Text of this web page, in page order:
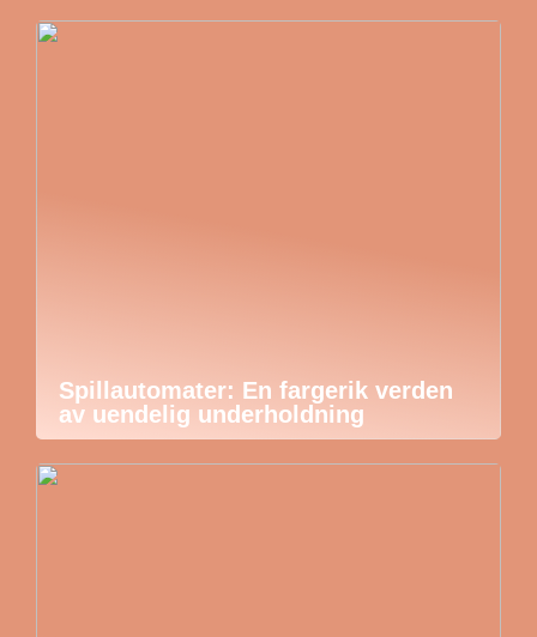
Spillautomater: En fargerik verden
av uendelig underholdning